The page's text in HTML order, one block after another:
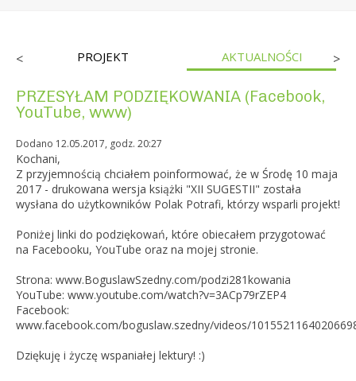
< PROJEKT AKTUALNOŚCI >
PRZESYŁAM PODZIĘKOWANIA (Facebook,
YouTube, www)
Dodano 12.05.2017, godz. 20:27
Kochani,
Z przyjemnością chciałem poinformować, że w Środę 10 maja
2017 - drukowana wersja książki "XII SUGESTII" została
wysłana do użytkowników Polak Potrafi, którzy wsparli projekt!
Poniżej linki do podziękowań, które obiecałem przygotować
na Facebooku, YouTube oraz na mojej stronie.
Strona: www.BoguslawSzedny.com/podzi281kowania
YouTube: www.youtube.com/watch?v=3ACp79rZEP4
Facebook:
www.facebook.com/boguslaw.szedny/videos/
Dziękuję i życzę wspaniałej lektury! :)